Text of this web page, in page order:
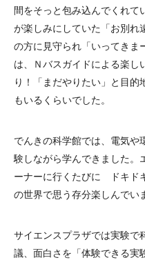
間をそっと包み込んでくれて
が楽しみにしていた「お別れ
の方に見守られ「いってきま
は、Ｎバスガイドによる楽し
り！「まだやりたい」と目
もいるくらいでした。
でんきの科学館では、電気や
験しながら学んできました。
ーナーに行くたびに ドキド
の世界で思う存分楽しんでい
サイエンスプラザでは実験で
議、面白さを「体験できる実